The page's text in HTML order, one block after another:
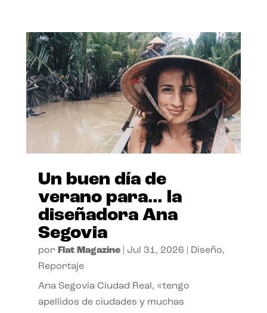
Un buen día de
verano para… la
diseñadora Ana
Segovia
por Flat Magazine| Jul 31, 2026 Diseño,
Reportaje
Ana Segovia Ciudad Real, «tengo
apellidos de ciudades y muchas